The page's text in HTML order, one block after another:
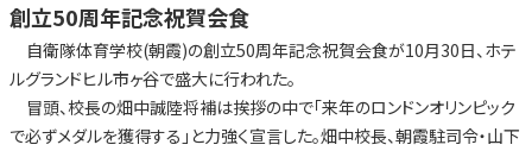
創立50周年記念祝賀会食
自衛隊体育学校(朝霞)の創立50周年記念祝賀会食が10月30日、ホテ
ルグランドヒル市ヶ谷で盛大に行われた。
冒頭、校長の畑中誠陸将補は挨拶の中で「来年のロンドンオリンピック
で必ずメダルを獲得する」と力強く宣言した。畑中校長、朝霞駐司令・山下